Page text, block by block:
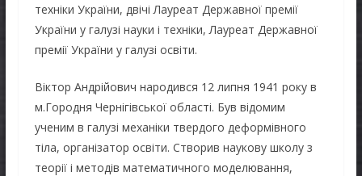
техніки України, двічі Лауреат Державної премії
України у галузі науки і техніки, Лауреат Державної
премії України у галузі освіти.
Віктор Андрійович народився 12 липня 1941 року в
м.Городня Чернігівської області. Був відомим
ученим в галузі механіки твердого деформівного
тіла, організатор освіти. Створив наукову школу з
теорії і методів математичного моделювання,